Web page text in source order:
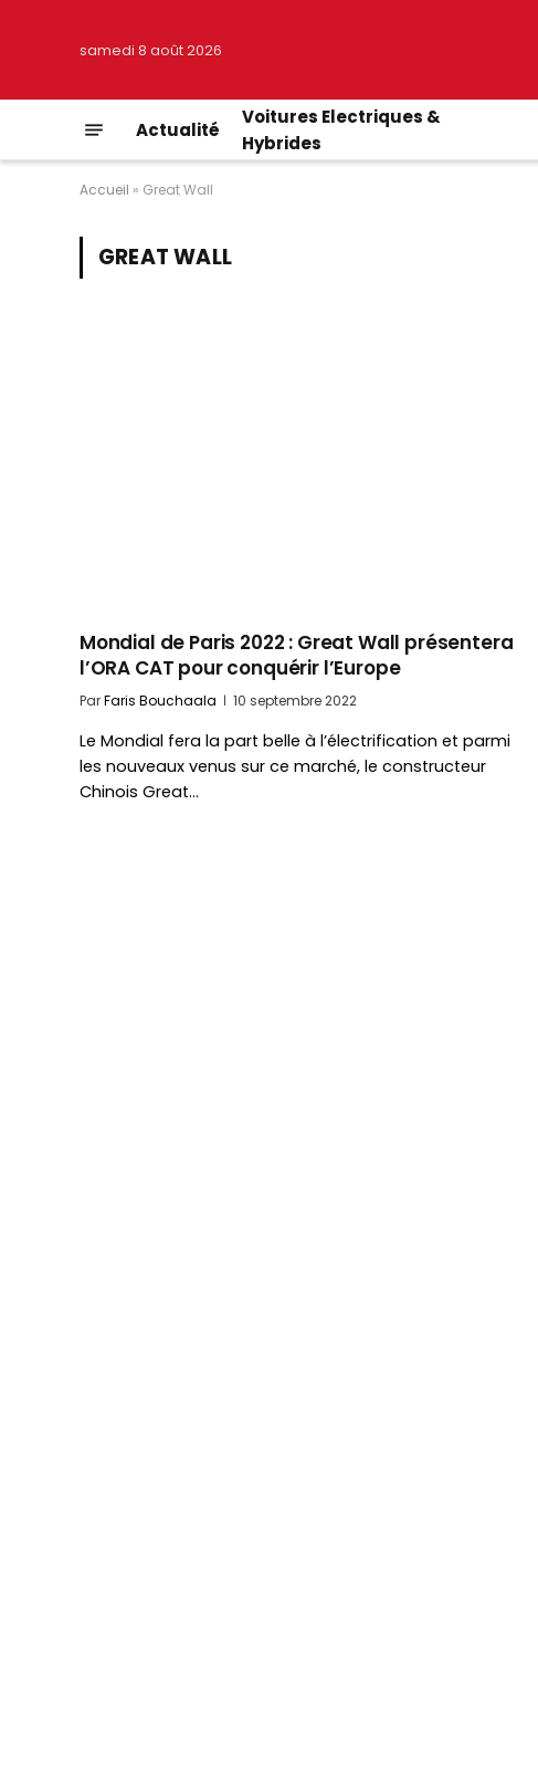
samedi 8 août 2026
Actualité
Voitures Electriques &
Hybrides
Accueil » Great Wall
GREAT WALL
Mondial de Paris 2022 : Great Wall présentera
l’ORA CAT pour conquérir l’Europe
ParFaris Bouchaala 10 septembre 2022
Le Mondial fera la part belle à l’électrification et parmi
les nouveaux venus sur ce marché, le constructeur
Chinois Great…